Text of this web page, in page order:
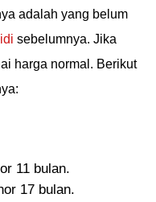
adalah yang belum
sebelumnya. Jika
harga normal. Berikut
11 bulan.
17 bulan.